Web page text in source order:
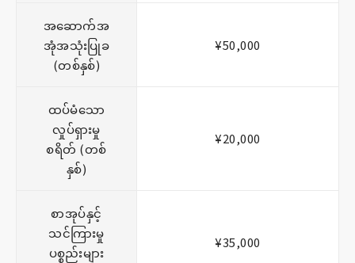
အဆောက်အ
အုံအသုံးပြုခ
(တစ်နှစ်)
¥50,000
ထပ်မံသော
လှုပ်ရှားမှု
စရိတ် (တစ်
နှစ်)
¥20,000
စာအုပ်နှင့်
သင်ကြားမှု
ပစ္စည်းများ
¥35,000